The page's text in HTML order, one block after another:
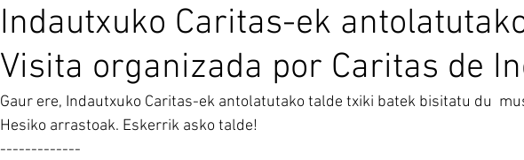
Indautxuko Caritas-ek
Visita organizada por Caritas de
Gaur ere, Indautxuko Caritas-ek antolatutako talde txiki batek bisitatu du
Hesiko arrastoak. Eskerrik asko talde!
-------------